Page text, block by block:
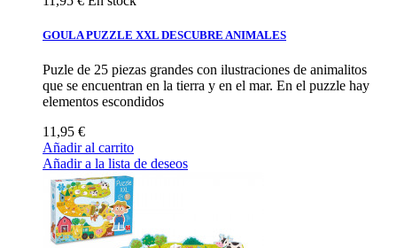
GOULA PUZZLE XXL DESCUBRE ANIMALES
Puzle de 25 piezas grandes con ilustraciones de animalitos
que se encuentran en la tierra y en el mar. En el puzzle hay
elementos escondidos
11,95 €
Añadir al carrito
Añadir a la lista de deseos